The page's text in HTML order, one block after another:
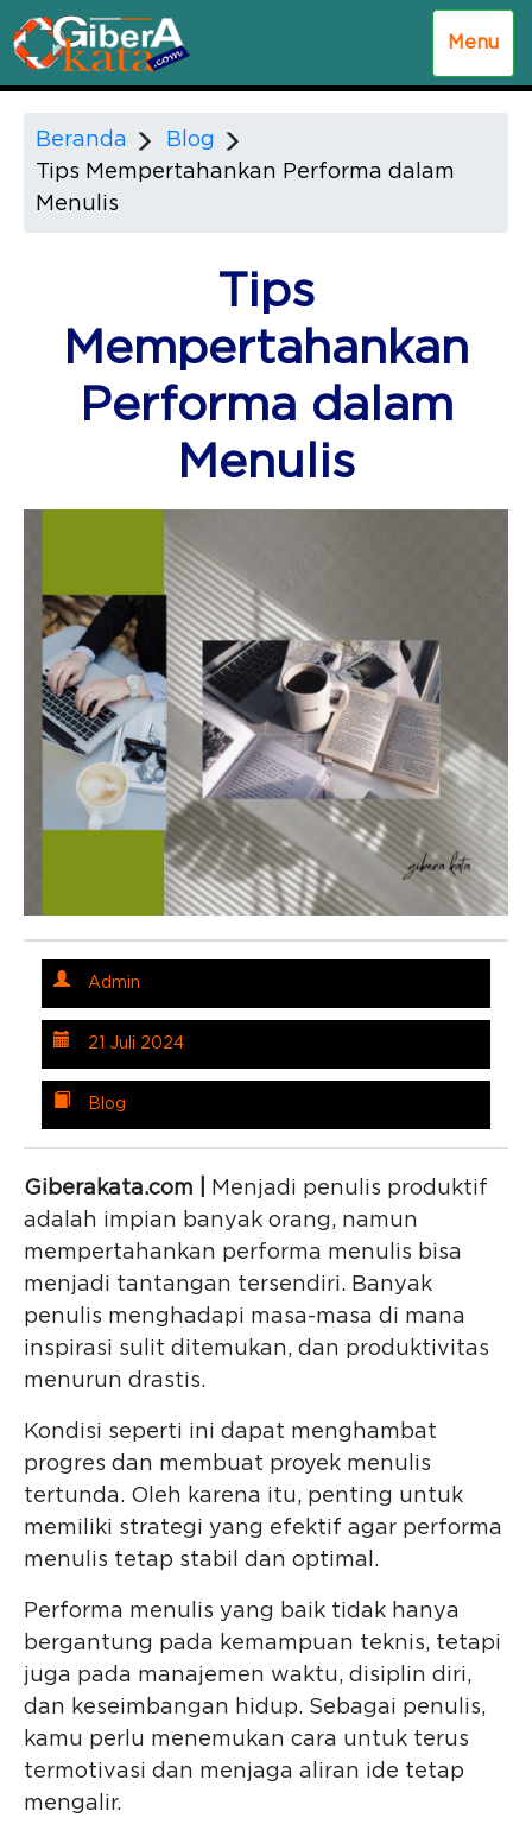
Menu
Beranda
Blog
Tips Mempertahankan Performa dalam
Menulis
Tips
Mempertahankan
Performa dalam
Menulis
Admin
21 Juli 2024
Blog
Giberakata.com |
Menjadi penulis produktif
adalah impian banyak orang, namun
mempertahankan performa menulis bisa
menjadi tantangan tersendiri. Banyak
penulis menghadapi masa-masa di mana
inspirasi sulit ditemukan, dan produktivitas
menurun drastis.
Kondisi seperti ini dapat menghambat
progres dan membuat proyek menulis
tertunda. Oleh karena itu, penting untuk
memiliki strategi yang efektif agar performa
menulis tetap stabil dan optimal.
Performa menulis yang baik tidak hanya
bergantung pada kemampuan teknis, tetapi
juga pada manajemen waktu, disiplin diri,
dan keseimbangan hidup. Sebagai penulis,
kamu perlu menemukan cara untuk terus
termotivasi dan menjaga aliran ide tetap
mengalir.